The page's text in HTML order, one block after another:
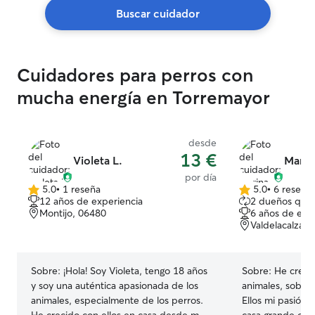
Buscar cuidador
Cuidadores para perros con
mucha energía en Torremayor
Violeta L.
desde
13 €
por día
5.0
de
5
5.0• 1 reseña
12 años de experiencia
Montijo, 06480
Sobre: ¡Hola! Soy Violeta, tengo 18 años
y soy una auténtica apasionada de los
animales, especialmente de los perros.
5.0
de
5
estrellas
5.0• 6 reseñas
2 dueños
6 años de
Sobre: He
animales,
Ellos mi pasión.